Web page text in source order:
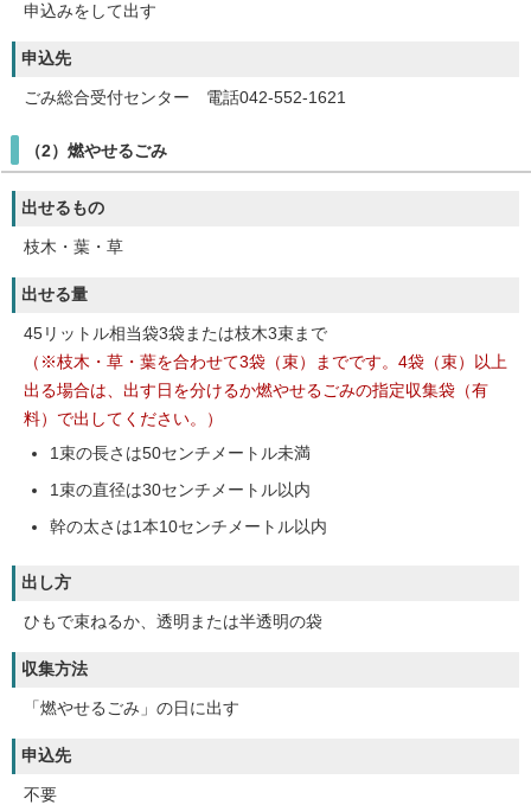
申込みをして出す
申込先
ごみ総合受付センター 電話042-552-1621
（2）燃やせるごみ
出せるもの
枝木・葉・草
出せる量
45リットル相当袋3袋または枝木3束まで
（※枝木・草・葉を合わせて3袋（束）までです。4袋（束）以上
出る場合は、出す日を分けるか燃やせるごみの指定収集袋（有
料）で出してください。）
1束の長さは50センチメートル未満
1束の直径は30センチメートル以内
幹の太さは1本10センチメートル以内
出し方
ひもで束ねるか、透明または半透明の袋
収集方法
「燃やせるごみ」の日に出す
申込先
不要